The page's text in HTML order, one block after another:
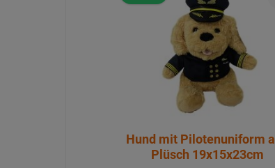
Hund mit Pilotenuniform
Plüsch 19x15x23cm